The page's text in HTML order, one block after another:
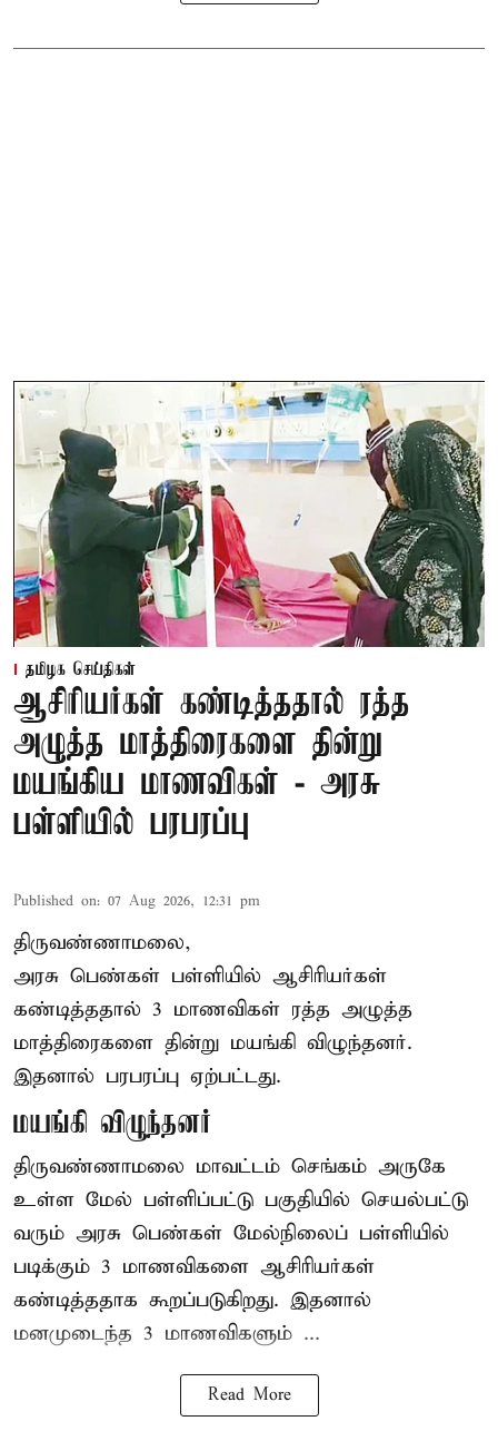
தமிழக செய்திகள்
ஆசிரியர்கள் கண்டித்ததால் ரத்த
அழுத்த மாத்திரைகளை தின்று
மயங்கிய மாணவிகள் - அரசு
பள்ளியில் பரபரப்பு
Published on: 07 Aug 2026, 12:31 pm
திருவண்ணாமலை,
அரசு பெண்கள் பள்ளியில் ஆசிரியர்கள்
கண்டித்ததால் 3 மாணவிகள் ரத்த அழுத்த
மாத்திரைகளை தின்று மயங்கி விழுந்தனர்.
இதனால் பரபரப்பு ஏற்பட்டது.
மயங்கி விழுந்தனர்
திருவண்ணாமலை மாவட்டம் செங்கம் அருகே
உள்ள மேல் பள்ளிப்பட்டு பகுதியில் செயல்பட்டு
வரும் அரசு பெண்கள் மேல்நிலைப் பள்ளியில்
படிக்கும் 3 மாணவிகளை ஆசிரியர்கள்
கண்டித்ததாக கூறப்படுகிறது. இதனால்
மனமுடைந்த 3 மாணவிகளும் ...
Read More